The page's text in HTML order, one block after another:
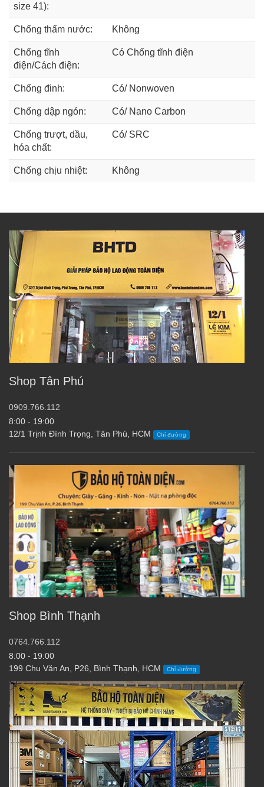
size 41):
Chống thấm nước: Không
Chống tĩnh
điện/Cách điện:
Có Chống tĩnh điện
Chống đinh: Có/ Nonwoven
Chống dập ngón: Có/ Nano Carbon
Chống trượt, dầu,
hóa chất:
Có/ SRC
Chống chịu nhiệt: Không
Shop Tân Phú
0909.766.112
8:00 - 19:00
12/1 Trịnh Đình Trọng, Tân Phú, HCM
Chỉ đường
Shop Bình Thạnh
0764.766.112
8:00 - 19:00
199 Chu Văn An, P26, Bình Thạnh, HCM
Chỉ đường